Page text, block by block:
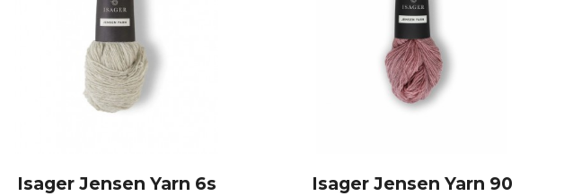
Isager Jensen Yarn 6s
Isager Jensen Yarn 90